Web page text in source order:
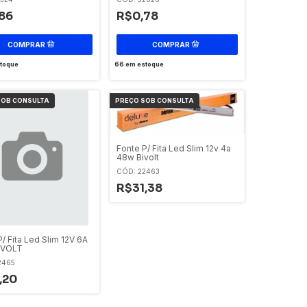
R$0,78
66 em estoque
Fita Led Slim 12V 6A
Fonte P/ Fita Led Slim 12v 4a
48w Bivolt
CÓD: 22463
R$31,38